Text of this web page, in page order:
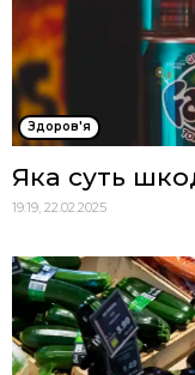
Здоров'я
Яка суть
19:19, 22.02.2025